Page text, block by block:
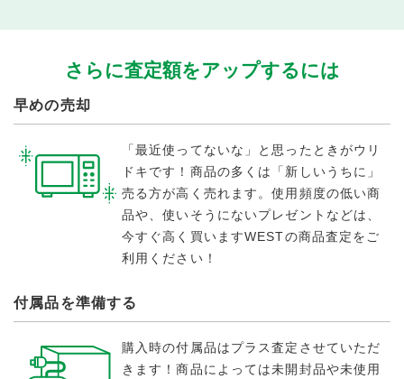
さらに査定額をアップするには
早めの売却
「最近使ってないな」と思ったときがウリ
ドキです！商品の多くは「新しいうちに」
売る方が高く売れます。使用頻度の低い商
品や、使いそうにないプレゼントなどは、
今すぐ高く買いますWESTの商品査定をご
利用ください！
付属品を準備する
購入時の付属品はプラス査定させていただ
きます！商品によっては未開封品や未使用